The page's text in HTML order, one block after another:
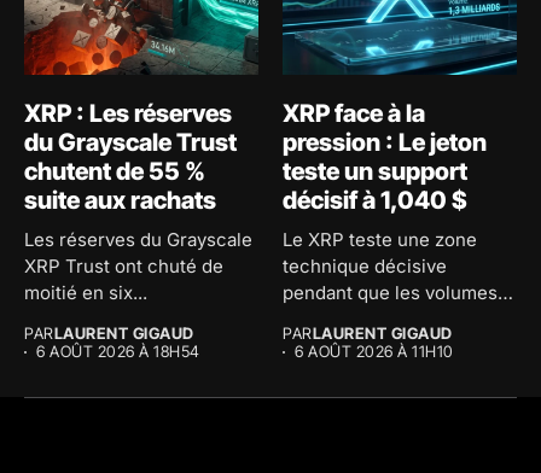
XRP : Les réserves
du Grayscale Trust
chutent de 55 %
suite aux rachats
Les réserves du Grayscale
XRP Trust ont chuté de
moitié en six...
PARLAURENT GIGAUD
6 AOÛT 2026 À 18H54
XRP face à la
pression : Le jeton
teste un support
décisif à 1,040 $
Le XRP teste une zone
technique décisive
pendant que les volumes
PARLAURENT GIGAUD
6 AOÛT 2026 À 11H10